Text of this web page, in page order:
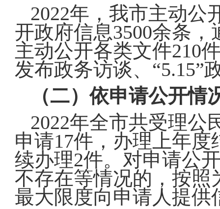
2022年，我市主动公
开政府信息3500余条
主动公开各类文件210
发布政务访谈、“5.15”
（二）依申请公开情
2022年全市共受理公
申请17件，办理上年
续办理2件。对申请公
不存在等情况的，按照
最大限度向申请人提供